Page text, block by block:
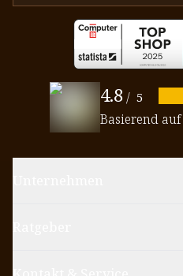
4.8 / 5
Basierend auf